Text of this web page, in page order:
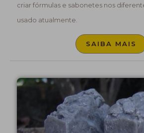
criar fórmulas e sabonetes nos
usado atualmente.
SAIBA MAIS